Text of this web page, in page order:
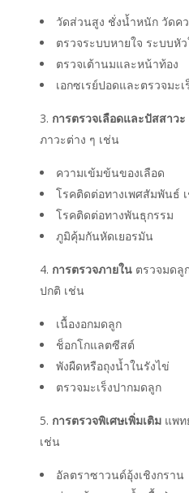
วัดส่วนสูง ชั่งน้ำหนัก วัดค
ตรวจระบบหายใจ ระบบหัว
ตรวจเต้านมและหน้าท้อง
เอกซเรย์ปอดและตรวจมะ
การตรวจเลือดและปัสสาวะ
ภาวะต่าง ๆ เช่น
ความเข้มข้นของเลือด
โรคติดต่อทางเพศสัมพันธ์
โรคติดต่อทางพันธุกรรม
ภูมิคุ้มกันหัดเยอรมัน
การตรวจภายใน ตรวจมดลู
ปกติ เช่น
เนื้องอกมดลูก
ช็อกโกแลตซีสต์
พังผืดหรือถุงน้ำในรังไข่
ตรวจมะเร็งปากมดลูก
การตรวจพิเศษเพิ่มเติม แพท
เช่น
อัลตราซาวนด์อุ้งเชิงกราน